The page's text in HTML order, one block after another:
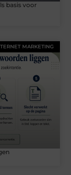
basis voor
MARKETING